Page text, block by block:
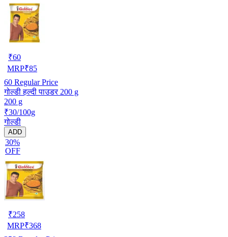
₹60
MRP₹85
60 Regular Price
गोल्डी हल्दी पाउडर 200 g
200 g
₹30/100g
गोल्डी
ADD
30%
OFF
₹258
MRP₹368